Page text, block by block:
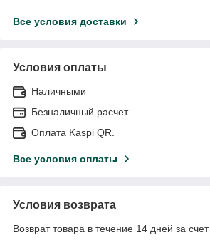
Все условия доставки
Условия оплаты
Наличными
Безналичный расчет
Оплата Kaspi QR.
Все условия оплаты
Условия возврата
Возврат товара в течение 14 дней за